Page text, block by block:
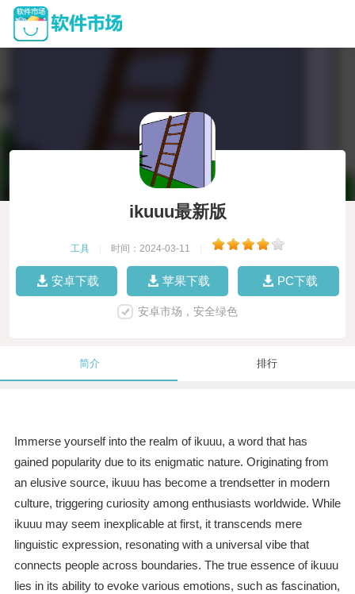
ikuuu最新版
工具 时间：2024-03-11
安卓下载 苹果下载 PC下载
安卓市场，安全绿色
简介 排行
Immerse yourself into the realm of ikuuu, a word that has
gained popularity due to its enigmatic nature. Originating from
an elusive source, ikuuu has become a trendsetter in modern
culture, triggering curiosity among enthusiasts worldwide. While
ikuuu may seem inexplicable at first, it transcends mere
linguistic expression, resonating with a universal vibe that
connects people across boundaries. The true essence of ikuuu
lies in its ability to evoke various emotions, such as fascination,